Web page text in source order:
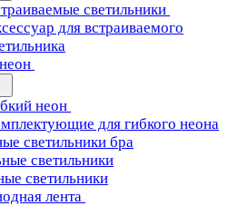
светильники
для встраиваемого
неон
для гибкого неона
светильники бра
светильники
светильники
лента